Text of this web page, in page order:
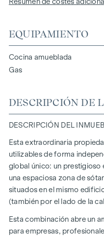
Resumen de costes
EQUIPAMIENTO
Cocina amueblada
Gas
DESCRIPCIÓN DE
DESCRIPCIÓN DEL
Esta extraordinaria
utilizables de forma
global único: un prestigioso
una espaciosa zona de
situados en el mismo
(también por el lado de la
Esta combinación abre un
para empresas,